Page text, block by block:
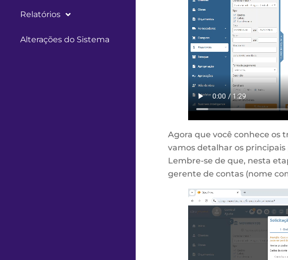
Relatórios
Alterações do Sistema
Agora que você conhece os
vamos detalhar os
Lembre-se de que, nesta
gerente de contas (nome